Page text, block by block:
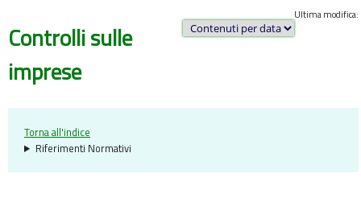
Ultima modifica:
Controlli sulle
imprese
Torna all'indice
Riferimenti Normativi